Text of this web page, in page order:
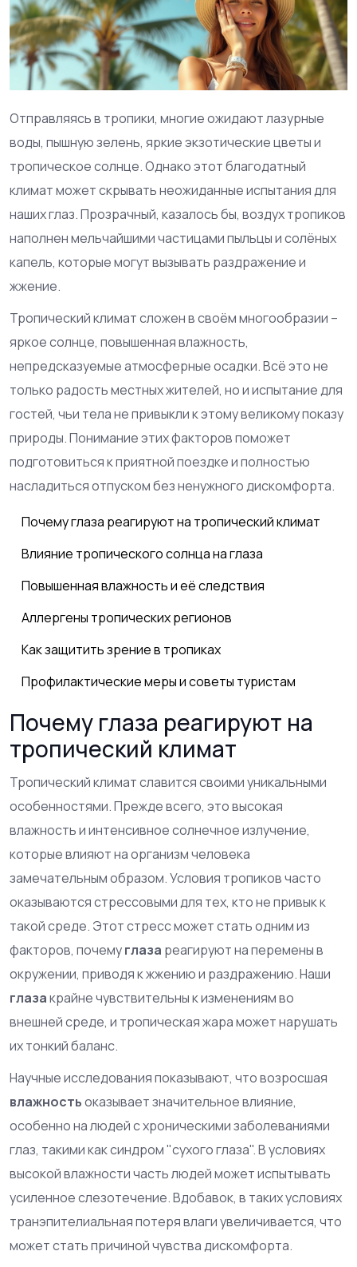
Отправляясь в тропики, многие ожидают лазурные
воды, пышную зелень, яркие экзотические цветы и
тропическое солнце. Однако этот благодатный
климат может скрывать неожиданные испытания для
наших глаз. Прозрачный, казалось бы, воздух тропиков
наполнен мельчайшими частицами пыльцы и солёных
капель, которые могут вызывать раздражение и
жжение.
Тропический климат сложен в своём многообразии –
яркое солнце, повышенная влажность,
непредсказуемые атмосферные осадки. Всё это не
только радость местных жителей, но и испытание для
гостей, чьи тела не привыкли к этому великому показу
природы. Понимание этих факторов поможет
подготовиться к приятной поездке и полностью
насладиться отпуском без ненужного дискомфорта.
Почему глаза реагируют на тропический климат
Влияние тропического солнца на глаза
Повышенная влажность и её следствия
Аллергены тропических регионов
Как защитить зрение в тропиках
Профилактические меры и советы туристам
Почему глаза реагируют на
тропический климат
Тропический климат славится своими уникальными
особенностями. Прежде всего, это высокая
влажность и интенсивное солнечное излучение,
которые влияют на организм человека
замечательным образом. Условия тропиков часто
оказываются стрессовыми для тех, кто не привык к
такой среде. Этот стресс может стать одним из
факторов, почемуглаза реагируют на перемены в
окружении, приводя к жжению и раздражению. Наши
глазакрайне чувствительны к изменениям во
внешней среде, и тропическая жара может нарушать
их тонкий баланс.
Научные исследования показывают, что возросшая
влажностьоказывает значительное влияние,
особенно на людей с хроническими заболеваниями
глаз, такими как синдром "сухого глаза". В условиях
высокой влажности часть людей может испытывать
усиленное слезотечение. Вдобавок, в таких условиях
транэпителиальная потеря влаги увеличивается, что
может стать причиной чувства дискомфорта.